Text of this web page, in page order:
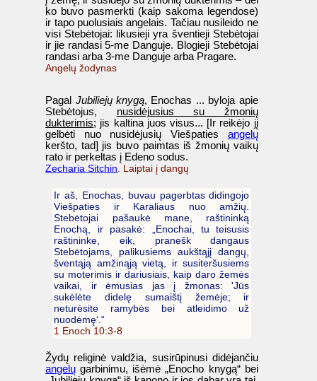
ko buvo pasmerkti (kaip sakoma legendose)
ir tapo puolusiais angelais. Tačiau nusileido ne
visi Stebėtojai: likusieji yra šventieji Stebėtojai
ir jie randasi 5-me Danguje. Blogieji Stebėtojai
randasi arba 3-me Danguje arba Pragare.
Angelų žodynas
Pagal Jubiliejų knygą, Enochas ... byloja apie
Stebėtojus, nusidėjusius su žmonių
dukterimis; jis kaltina juos visus... [Ir reikėjo jį
gelbėti nuo nusidėjusių Viešpaties angelų
keršto, tad] jis buvo paimtas iš žmonių vaikų
rato ir perkeltas į Edeno sodus.
Zecharia Sitchin . Laiptai į dangų
Ir aš, Enochas, buvau pagerbtas didingojo
Viešpaties ir Karaliaus nuo amžių.
Stebėtojai pašaukė mane, raštininką
Enochą, ir pasakė: „Enochai, tu teisusis
raštininke, eik, pranešk dangaus
Stebėtojams, palikusiems aukštąjį dangų,
šventąją amžinąją vietą, ir susiteršusiems
su moterimis ir dariusiais, kaip daro žemės
vaikai, ir ėmusias jas į žmonas: 'Jūs
sukėlėte didelę sumaištį žemėje; ir
neturėsite ramybės bei atleidimo už
nuodėmę‘.“
1 Enoch 10:3-8
Žydų religinė valdžia, susirūpinusi didėjančiu
angelų garbinimu, išėmė „Enocho knygą“ bei